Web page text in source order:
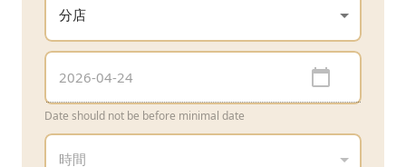
Date should not be before minimal date